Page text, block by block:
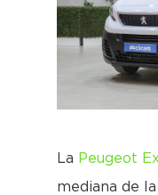
La Peugeot
mediana de